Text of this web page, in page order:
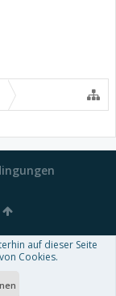
xenDach
auf dieser Seite
Cookies.